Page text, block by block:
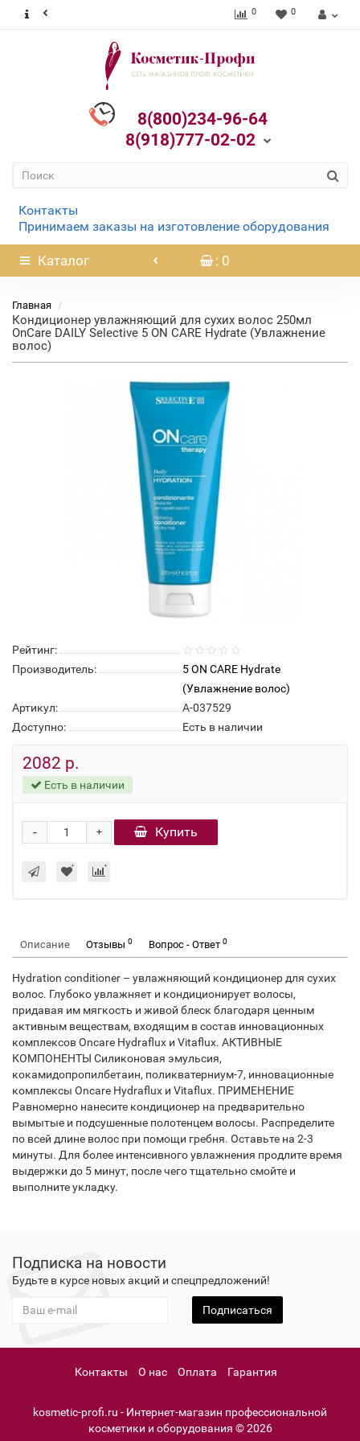
0 0
8(800)234-96-64
8(918)777-02-02
Контакты
Принимаем заказы на изготовление оборудования
Каталог : 0
Главная
Кондиционер увлажняющий для сухих волос 250мл
OnCare DAILY Selective 5 ON CARE Hydrate (Увлажнение
волос)
Рейтинг:
Производитель:
5 ON CARE Hydrate
(Увлажнение волос)
Артикул:
А-037529
Доступно:
Есть в наличии
2082 р.
Есть в наличии
+
- Купить
Описание Отзывы 0 Вопрос - Ответ 0
Hydration conditioner – увлажняющий кондиционер для сухих
волос. Глубоко увлажняет и кондиционирует волосы,
придавая им мягкость и живой блеск благодаря ценным
активным веществам, входящим в состав инновационных
комплексов Oncare Hydraflux и Vitaflux. АКТИВНЫЕ
КОМПОНЕНТЫ Силиконовая эмульсия,
кокамидопропилбетаин, поликватерниум-7, инновационные
комплексы Oncare Hydraflux и Vitaflux. ПРИМЕНЕНИЕ
Равномерно нанесите кондиционер на предварительно
вымытые и подсушенные полотенцем волосы. Распределите
по всей длине волос при помощи гребня. Оставьте на 2-3
минуты. Для более интенсивного увлажнения продлите время
выдержки до 5 минут, после чего тщательно смойте и
выполните укладку.
Подписка на новости
Будьте в курсе новых акций и спецпредложений!
Подписаться
Контакты О нас Оплата Гарантия
kosmetic-profi.ru - Интернет-магазин профессиональной
косметики и оборудования © 2026